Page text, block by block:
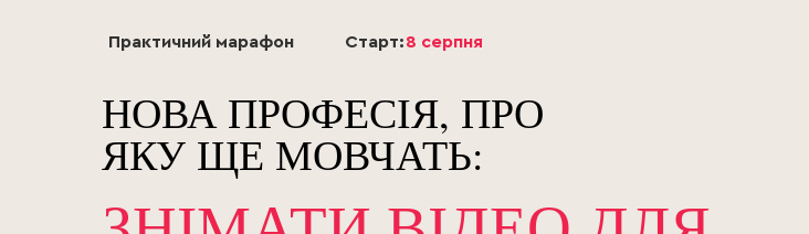
НОВА ПРОФЕСІЯ, ПРО
ЯКУ ЩЕ МОВЧАТЬ:
Старт:8 серпня
Практичний марафон